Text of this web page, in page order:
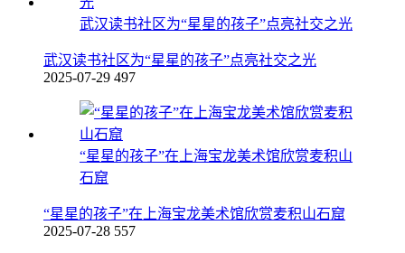
武汉读书社区为“星星的孩子”点亮社交之光
武汉读书社区为“星星的孩子”点亮社交之光
2025-07-29 497
“星星的孩子”在上海宝龙美术馆欣赏麦积山
石窟
“星星的孩子”在上海宝龙美术馆欣赏麦积山石窟
2025-07-28 557